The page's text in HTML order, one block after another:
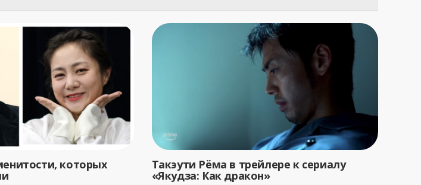
которых Такэути Рёма в трейлере к сериалу
«Якудза: Как дракон»